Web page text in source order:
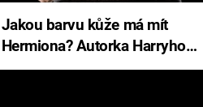
Jakou barvu kůže má mít
Hermiona? Autorka Harryho
Pottera přišla s ráznou